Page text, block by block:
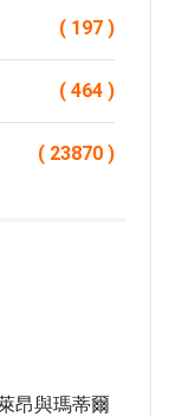
( 197 )
( 464 )
( 23870 )
昂與瑪蒂爾